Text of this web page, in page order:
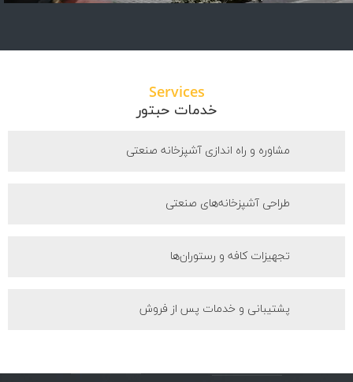
Services
خدمات حبتور
مشاوره و راه اندازی آشپزخانه صنعتی
طراحی آشپزخانه‌های صنعتی
تجهیزات کافه و رستوران‌ها
پشتیبانی و خدمات پس از فروش